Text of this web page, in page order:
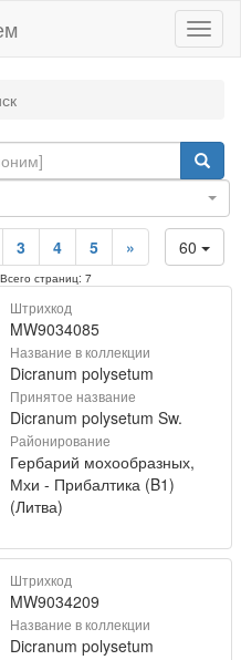
60
3 4 5 »
страниц: 7
Штрихкод
MW9034085
Название в коллекции
Dicranum polysetum
Принятое название
Dicranum polysetum Sw.
Районирование
Гербарий мохообразных,
Мхи - Прибалтика (B1)
(Литва)
Штрихкод
MW9034209
Название в коллекции
Dicranum polysetum